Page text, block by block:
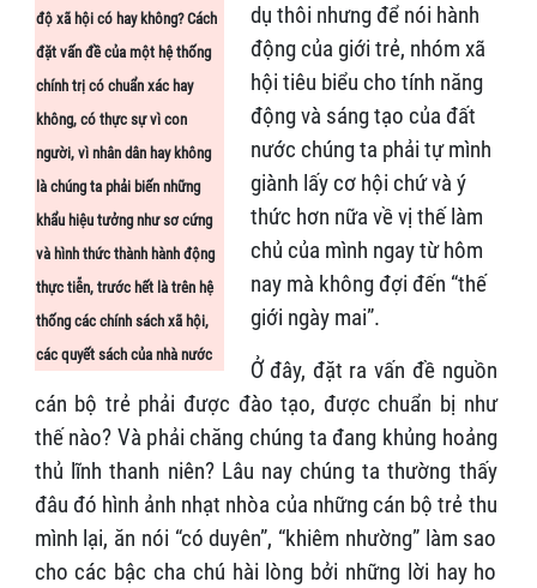
độ xã hội có hay không? Cách
đặt vấn đề của một hệ thống
chính trị có chuẩn xác hay
không, có thực sự vì con
người, vì nhân dân hay không
là chúng ta phải biến những
khẩu hiệu tưởng như sơ cứng
và hình thức thành hành động
thực tiễn, trước hết là trên hệ
thống các chính sách xã hội,
các quyết sách của nhà nước
dụ thôi nhưng để nói hành
động của giới trẻ, nhóm xã
hội tiêu biểu cho tính năng
động và sáng tạo của đất
nước chúng ta phải tự mình
giành lấy cơ hội chứ và ý
thức hơn nữa về vị thế làm
chủ của mình ngay từ hôm
nay mà không đợi đến “thế
giới ngày mai”.
Ở đây, đặt ra vấn đề nguồn
cán bộ trẻ phải được đào tạo, được chuẩn bị như
thế nào? Và phải chăng chúng ta đang khủng hoảng
thủ lĩnh thanh niên? Lâu nay chúng ta thường thấy
đâu đó hình ảnh nhạt nhòa của những cán bộ trẻ thu
mình lại, ăn nói “có duyên”, “khiêm nhường” làm sao
cho các bậc cha chú hài lòng bởi những lời hay ho